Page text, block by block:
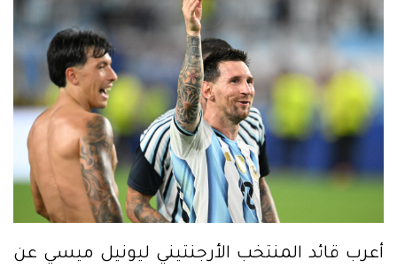
أعرب قائد المنتخب الأرجنتيني ليونيل ميسي عن